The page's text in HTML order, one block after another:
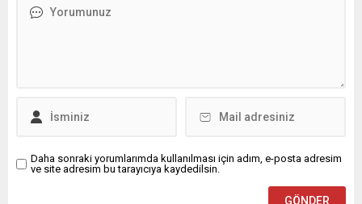
Daha sonraki yorumlarımda kullanılması için adım, e-posta adresim
ve site adresim bu tarayıcıya kaydedilsin.